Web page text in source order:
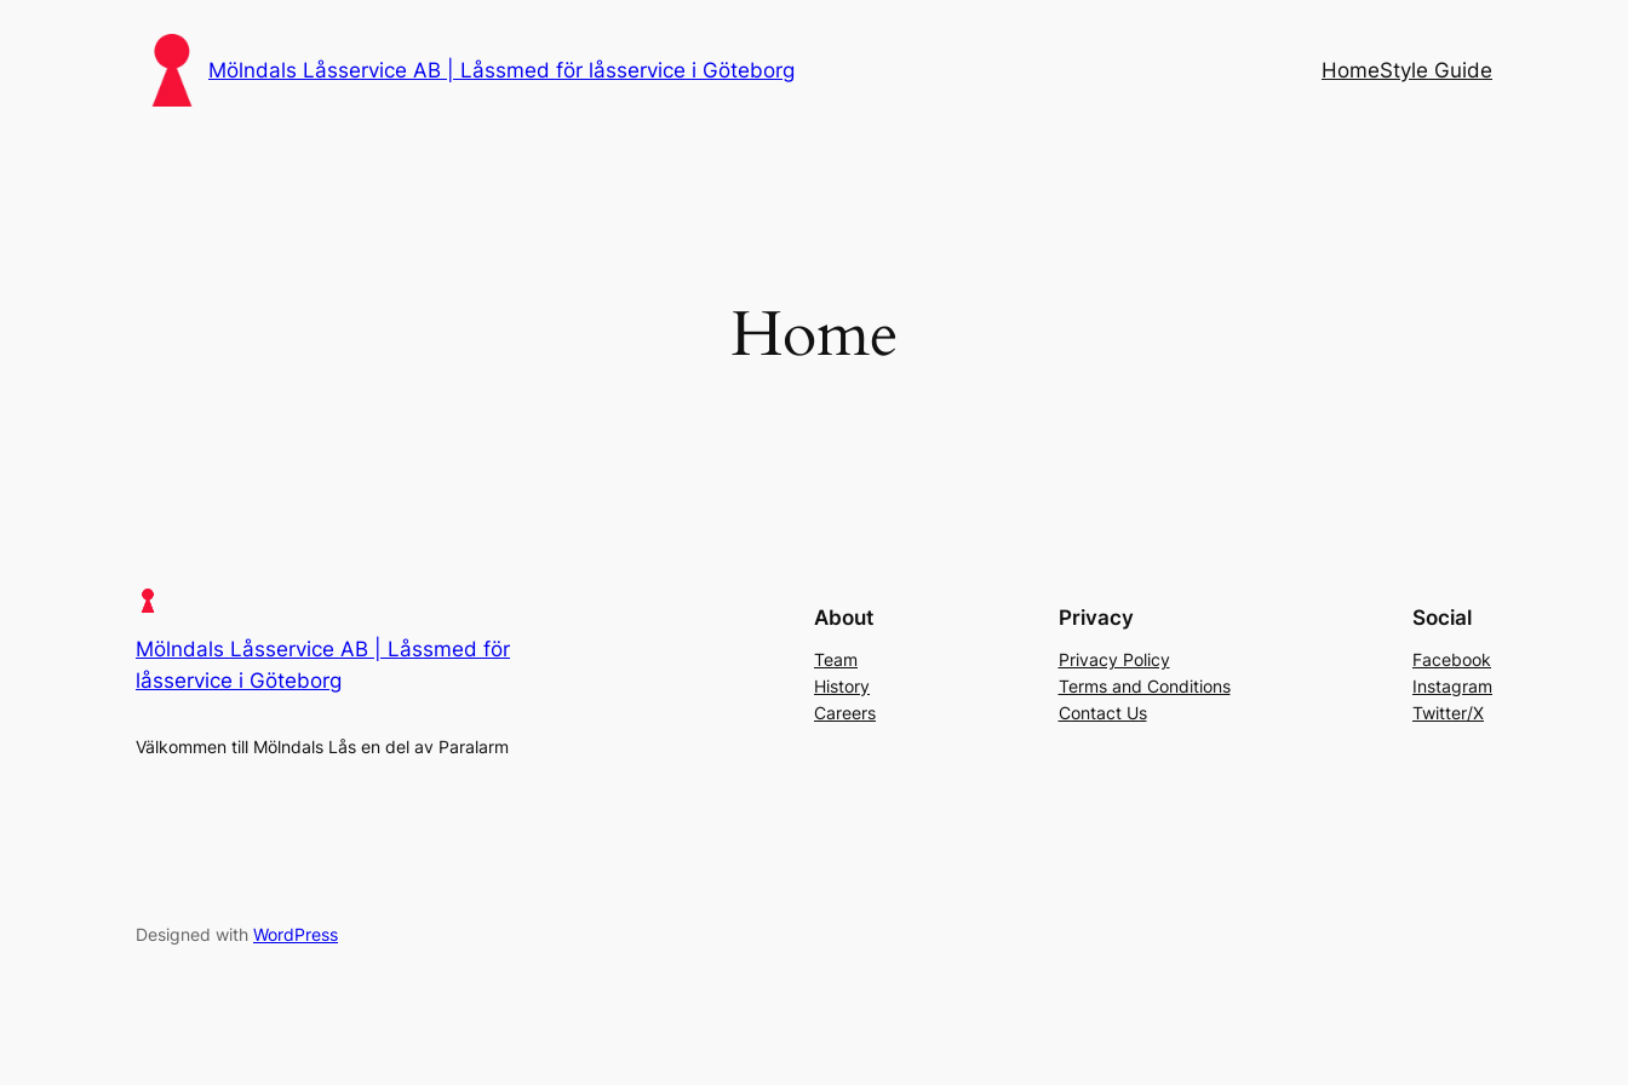
Mölndals Låsservice AB | Låssmed för låsservice i Göteborg HomeStyle Guide
Home
Mölndals Låsservice AB | Låssmed för
låsservice i Göteborg
Välkommen till Mölndals Lås en del av Paralarm
About
Team
History
Careers
Privacy
Privacy Policy
Terms and Conditions
Contact Us
Social
Facebook
Instagram
Twitter/X
Designed with WordPress